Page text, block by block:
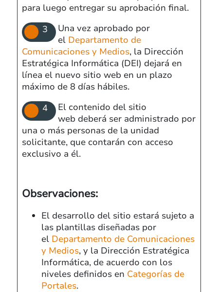
para luego entregar su aprobación final.
Una vez aprobado por
el Departamento de
Comunicaciones y Medios, la Dirección
Estratégica Informática (DEI) dejará en
línea el nuevo sitio web en un plazo
máximo de 8 días hábiles.
El contenido del sitio
web deberá ser administrado por
una o más personas de la unidad
solicitante, que contarán con acceso
exclusivo a él.
Observaciones:
El desarrollo del sitio estará sujeto a
las plantillas diseñadas por
el Departamento de Comunicaciones
y Medios, y la Dirección Estratégica
Informática, de acuerdo con los
niveles definidos en Categorías de
Portales.